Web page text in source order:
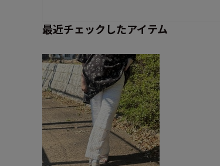
最近チェックしたアイテム